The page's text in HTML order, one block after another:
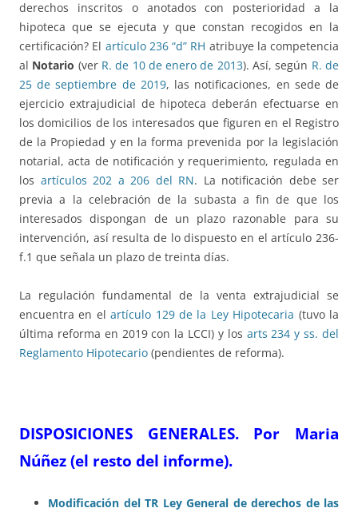
derechos inscritos o anotados con posterioridad a la
hipoteca que se ejecuta y que constan recogidos en la
certificación? El artículo 236 “d” RH atribuye la competencia
al Notario (ver R. de 10 de enero de 2013). Así, según R. de
25 de septiembre de 2019, las notificaciones, en sede de
ejercicio extrajudicial de hipoteca deberán efectuarse en
los domicilios de los interesados que figuren en el Registro
de la Propiedad y en la forma prevenida por la legislación
notarial, acta de notificación y requerimiento, regulada en
los artículos 202 a 206 del RN. La notificación debe ser
previa a la celebración de la subasta a fin de que los
interesados dispongan de un plazo razonable para su
intervención, así resulta de lo dispuesto en el artículo 236-
f.1 que señala un plazo de treinta días.
La regulación fundamental de la venta extrajudicial se
encuentra en elartículo 129 de la Ley Hipotecaria (tuvo la
última reforma en 2019 con la LCCI) y los arts 234 y ss. del
Reglamento Hipotecario (pendientes de reforma).
DISPOSICIONES GENERALES. Por Maria
Núñez (el resto del informe).
Modificación del TR Ley General de derechos de las